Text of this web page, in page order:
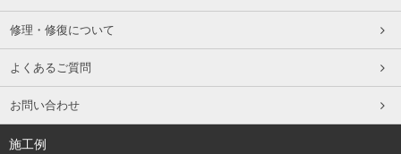
修理・修復について
よくあるご質問
お問い合わせ
施工例